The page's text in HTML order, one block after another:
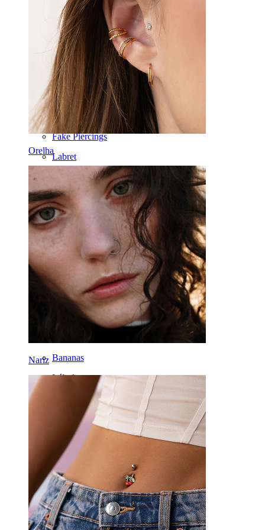
Orelha
Nariz
Industrial
Dermal
Helix
Orelha
Septo
Ouro 14k
Fake Piercings
Labret
Nariz
Tragos
Barbell
Rook
Daith
Ferradura
Bananas
Lóbulo